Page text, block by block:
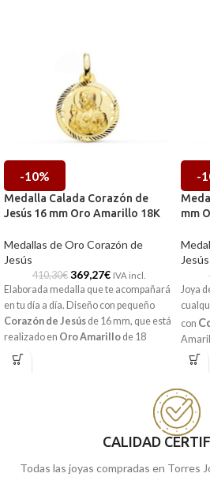
-10%
Medalla Calada Corazón de
Jesús 16 mm Oro Amarillo 18K
Medallas de Oro Corazón de
Jesús
410,30€ 369,27€ IVA incl.
Elaborada medalla que te acompañará
en tu día a día. Diseño con pequeño
Corazón de Jesús de 16 mm, que está
realizado en Oro Amarillo de 18
kilates y acompañada por unas
elaboradas tallas laterales y detalles
joya perfecta que estabas buscando.
en nuestras tiendas
cómpralaonline y te
-
mm
Jesús
Joya
con
online
CALIDAD
Todas las joyas compradas en Torres